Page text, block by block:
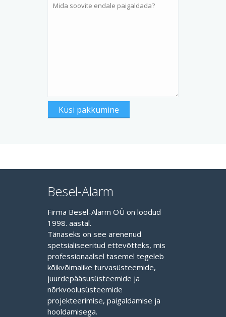
Besel-Alarm
Firma Besel-Alarm OÜ on loodud
1998. aastal.
Tänaseks on see arenenud
spetsialiseeritud ettevõtteks, mis
professionaalsel tasemel tegeleb
kõikvõimalike turvasüsteemide,
juurdepääsusüsteemide ja
nõrkvoolusüsteemide
projekteerimise, paigaldamise ja
hooldamisega.